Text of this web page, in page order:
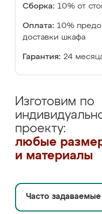
Сборка: 10% от
Оплата: 10%
доставки шкафа
Гарантия: 24
Изготовим по
проекту:
любые
и материалы
Часто